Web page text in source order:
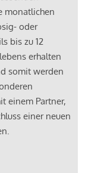
monatlichen
oder
bis zu 12
erhalten
somit werden
einem Partner,
einer neuen